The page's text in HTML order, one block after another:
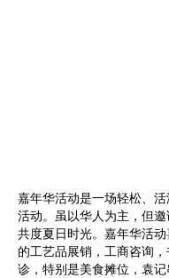
嘉年华活动是一场轻松、
活动。虽以华人为主，但
共度夏日时光。嘉年华活
的工艺品展销，工商咨询
诊，特别是美食摊位，袁